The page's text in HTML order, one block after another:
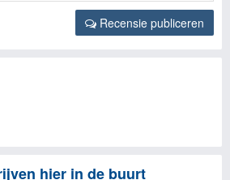
Recensie publiceren
hier in de buurt